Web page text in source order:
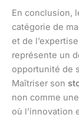
En conclusion,
catégorie de
et de
représente un
opportunité de
Maîtriser son
non comme
où l’innovation